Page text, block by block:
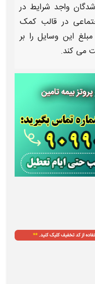
واجد شرایط در
در قالب کمک
این وسایل را بر
می‌ کند.
بیمه تامین